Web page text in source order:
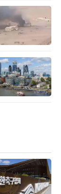
沃尔玛等
行动对中
价格的影
决策不仅
业产生深